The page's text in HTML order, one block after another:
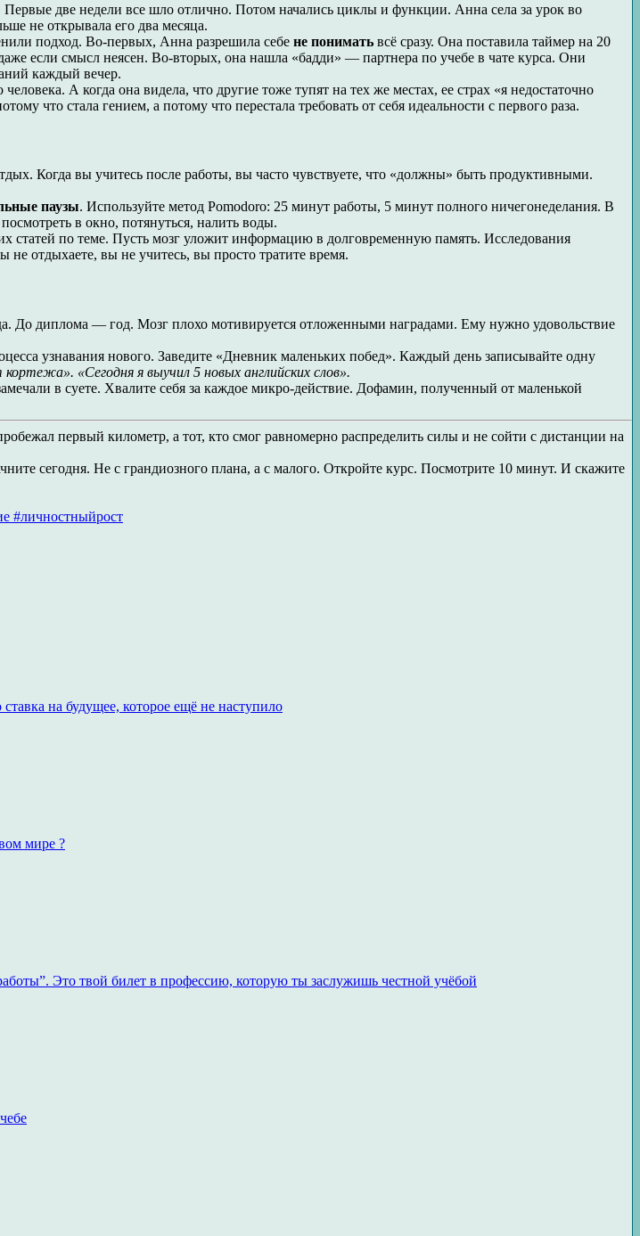
две недели все шло отлично. Потом начались циклы и функции. Анна села за урок во
не открывала его два месяца.
подход. Во-первых, Анна разрешила себе не понимать всё сразу. Она поставила таймер на 20
если смысл неясен. Во-вторых, она нашла «бадди» — партнера по учебе в чате курса. Они
каждый вечер.
А когда она видела, что другие тоже тупят на тех же местах, ее страх «я недостаточно
что стала гением, а потому что перестала требовать от себя идеальности с первого раза.
Когда вы учитесь после работы, вы часто чувствуете, что «должны» быть продуктивными.
паузы. Используйте метод Pomodoro: 25 минут работы, 5 минут полного ничегонеделания. В
в окно, потянуться, налить воды.
по теме. Пусть мозг уложит информацию в долговременную память. Исследования
отдыхаете, вы не учитесь, вы просто тратите время.
До диплома — год. Мозг плохо мотивируется отложенными наградами. Ему нужно удовольствие
узнавания нового. Заведите «Дневник маленьких побед». Каждый день записывайте одну
кортежа». «Сегодня я выучил 5 новых английских слов».
в суете. Хвалите себя за каждое микро-действие. Дофамин, полученный от маленькой
первый километр, а тот, кто смог равномерно распределить силы и не сойти с дистанции на
сегодня. Не с грандиозного плана, а с малого. Откройте курс. Посмотрите 10 минут. И скажите
#личностныйрост
на будущее, которое ещё не наступило
мире ?
Это твой билет в профессию, которую ты заслужишь честной учёбой